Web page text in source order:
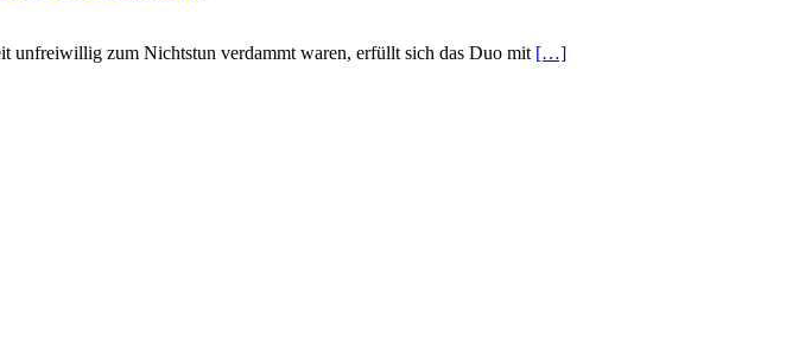
unfreiwillig zum Nichtstun verdammt waren, erfüllt sich das Duo mit […]